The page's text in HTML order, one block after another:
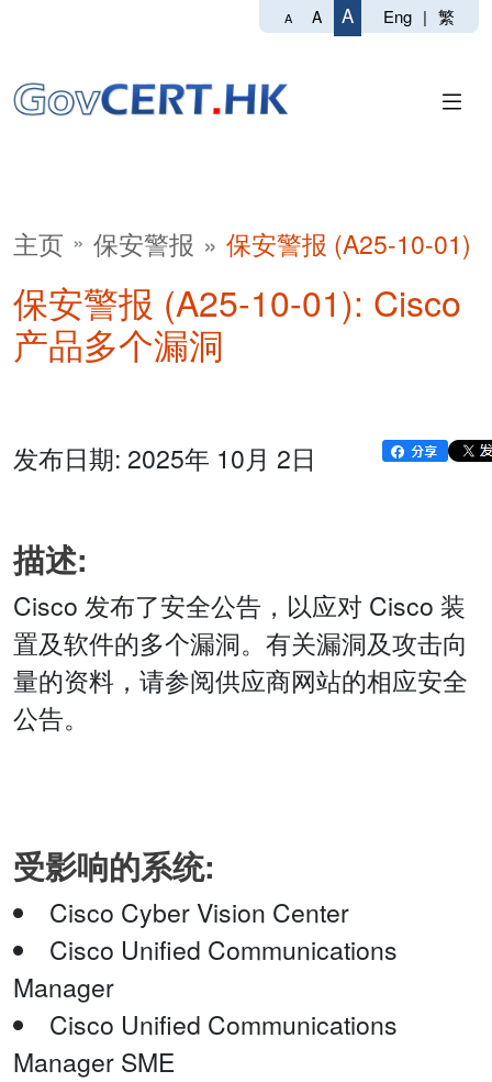
A A A Eng | 繁
主页 保安警报 保安警报 (A25-10-01)
保安警报 (A25-10-01): Cisco
产品多个漏洞
发布日期: 2025年 10月 2日
描述:
Cisco 发布了安全公告，以应对 Cisco 装
置及软件的多个漏洞。有关漏洞及攻击向
量的资料，请参阅供应商网站的相应安全
公告。
受影响的系统:
Cisco Cyber Vision Center
Cisco Unified Communications
Manager
Cisco Unified Communications
Manager SME